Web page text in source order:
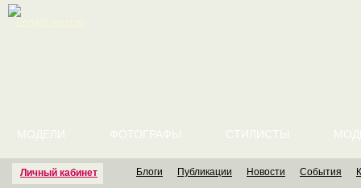
Личный кабинет
МОДЕЛИ ФОТОГРАФЫ СТИЛИСТЫ
Блоги Публикации Новости События